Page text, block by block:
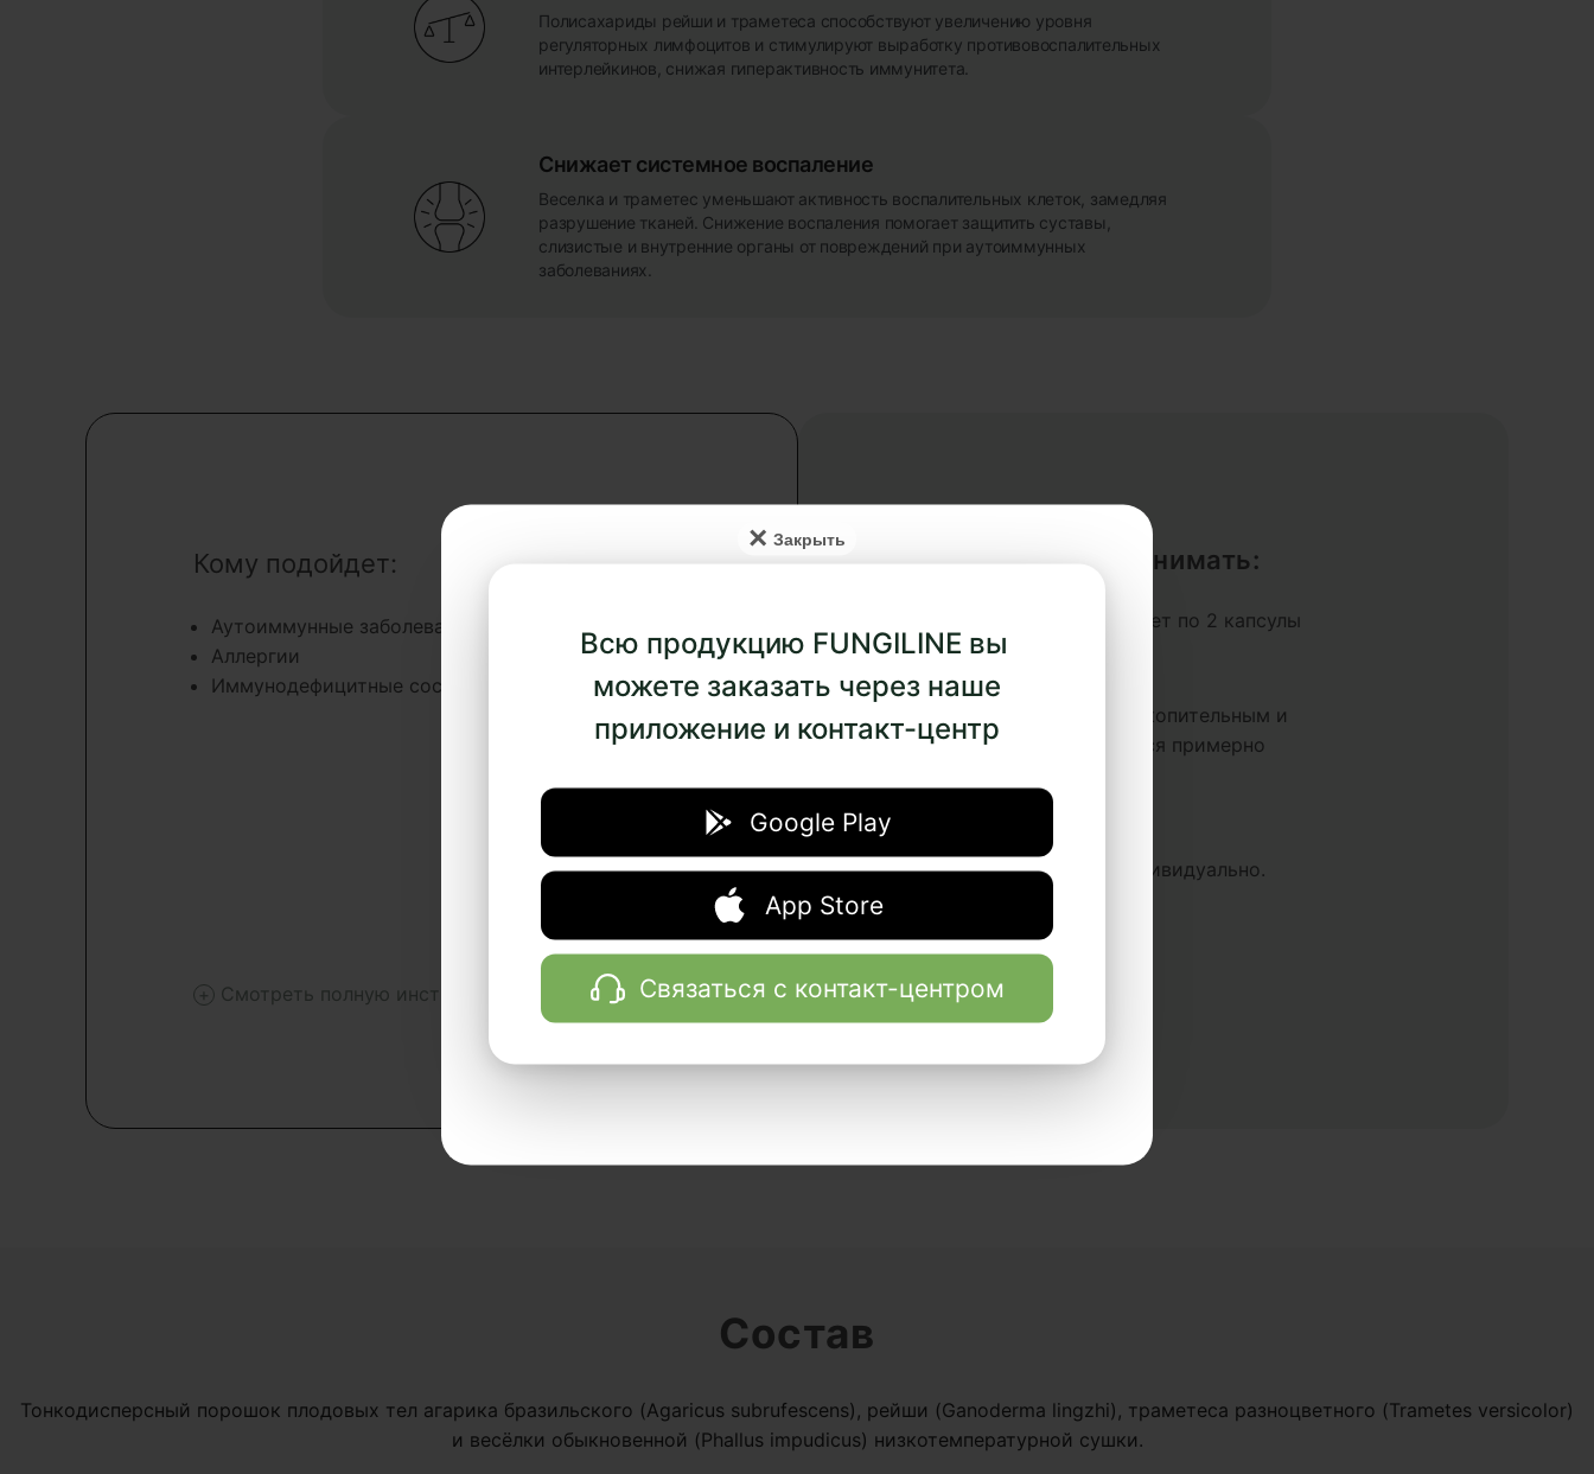
Всю продукцию FUNGILINE вы
можете заказать через наше
приложение и контакт-центр
Google Play
App Store
Связаться с контакт-центром
×
Полисахариды рейши и траметеса способствуют увеличению уровня
регуляторных лимфоцитов и стимулируют выработку противовоспалительных
интерлейкинов, снижая гиперактивность иммунитета.
Снижает системное воспаление
Веселка и траметес уменьшают активность воспалительных клеток, замедляя
разрушение тканей. Снижение воспаления помогает защитить суставы,
слизистые и внутренние органы от повреждений при аутоиммунных
заболеваниях.
Кому подойдет:
Аутоиммунные заболевания
Аллергии
Иммунодефицитные состояния
Смотреть полную инструкцию
Как принимать:
Дозировка составляет по 2 капсулы
2–3 раза в день.
Эффект является накопительным и
начинает проявляться примерно
Длительность курса
рассчитывается индивидуально.
Состав
Тонкодисперсный порошок плодовых тел агарика бразильского (Agaricus subrufescens), рейши (Ganoderma lingzhi), траметеса разноцветного (Trametes versicolor)
и весёлки обыкновенной (Phallus impudicus) низкотемпературной сушки.